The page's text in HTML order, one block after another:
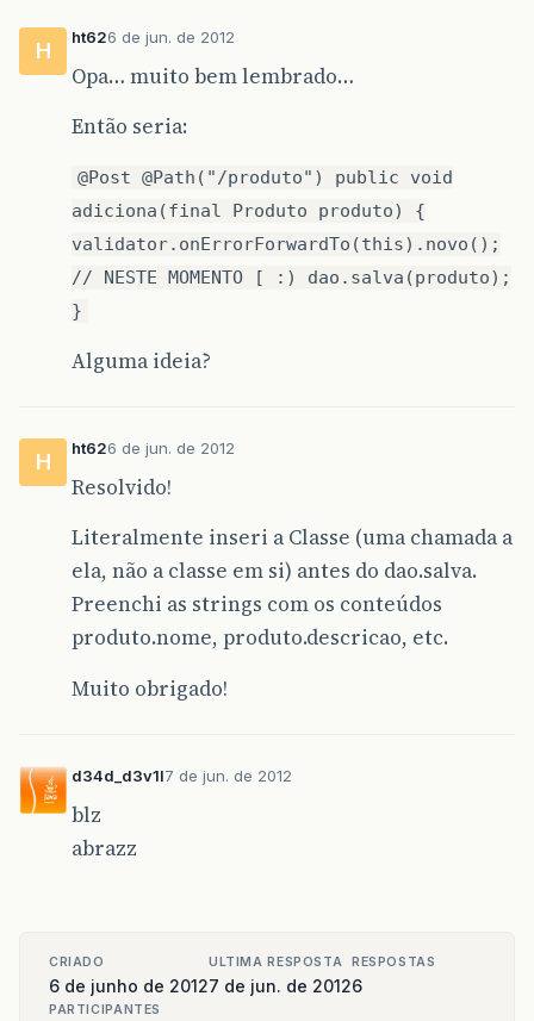
H
ht626 de jun. de 2012
Opa… muito bem lembrado…
Então seria:
@Post @Path("/produto") public void
adiciona(final Produto produto) {
validator.onErrorForwardTo(this).novo();
// NESTE MOMENTO [ :) dao.salva(produto);
}
Alguma ideia?
H
ht626 de jun. de 2012
Resolvido!
Literalmente inseri a Classe (uma chamada a
ela, não a classe em si) antes do dao.salva.
Preenchi as strings com os conteúdos
produto.nome, produto.descricao, etc.
Muito obrigado!
d34d_d3v1l7 de jun. de 2012
blz
abrazz
CRIADO
6 de junho de 2012
ULTIMA RESPOSTA
7 de jun. de 2012
RESPOSTAS
6
PARTICIPANTES